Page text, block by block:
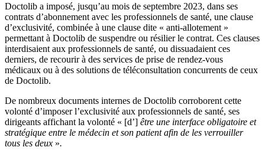
Doctolib a imposé, jusqu’au mois de septembre 2023, dans ses
contrats d’abonnement avec les professionnels de santé, une clause
d’exclusivité, combinée à une clause dite « anti-allotement »
permettant à Doctolib de suspendre ou résilier le contrat. Ces clauses
interdisaient aux professionnels de santé, ou dissuadaient ces
derniers, de recourir à des services de prise de rendez-vous
médicaux ou à des solutions de téléconsultation concurrents de ceux
de Doctolib.
De nombreux documents internes de Doctolib corroborent cette
volonté d’imposer l’exclusivité aux professionnels de santé, ses
dirigeants affichant la volonté « [d’] être une interface obligatoire et
stratégique entre le médecin et son patient afin de les verrouiller
tous les deux ».